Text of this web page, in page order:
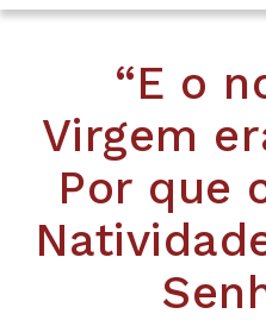
“E o
Virgem
Por que